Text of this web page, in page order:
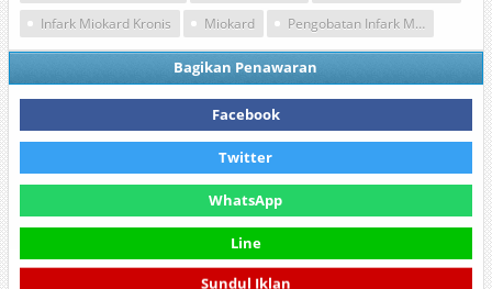
Infark Miokard Kronis
Miokard Pengobatan Infark Miokard
Bagikan Penawaran
Facebook
Twitter
WhatsApp
Line